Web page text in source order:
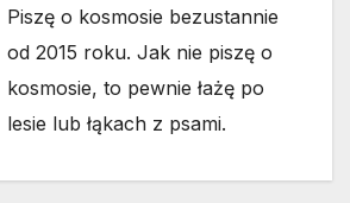
Piszę o kosmosie bezustannie
od 2015 roku. Jak nie piszę o
kosmosie, to pewnie łażę po
lesie lub łąkach z psami.